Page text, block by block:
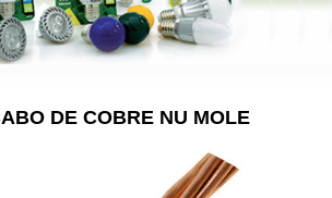
DE COBRE NU MOLE